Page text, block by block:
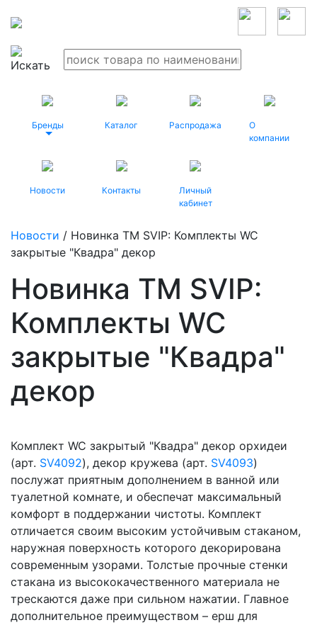
Бренды Каталог Распродажа
О
компании
Новости Контакты
Личный
кабинет
Новости / Новинка ТМ SVIP: Комплекты WC
закрытые "Квадра" декор
Новинка ТМ SVIP:
Комплекты WC
закрытые "Квадра"
декор
Комплект WC закрытый "Квадра" декор орхидеи
(арт. SV4092), декор кружева (арт. SV4093)
послужат приятным дополнением в ванной или
туалетной комнате, и обеспечат максимальный
комфорт в поддержании чистоты. Комплект
отличается своим высоким устойчивым стаканом,
наружная поверхность которого декорирована
современным узорами. Толстые прочные стенки
стакана из высококачественного материала не
трескаются даже при сильном нажатии. Главное
дополнительное преимуществом – ерш для